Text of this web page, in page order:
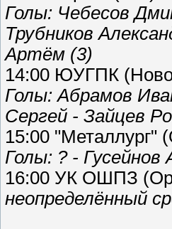
Голы: Чебесов
Трубников
Артём (3)
14:00 ЮУГПК
Голы: Абрамов
Сергей - Зайцев
15:00 "Металлург"
Голы: ? - Гусейнов
16:00 УК ОШПЗ
неопределённый